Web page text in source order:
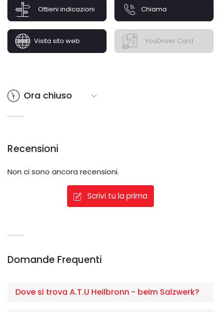
Ottieni indicazioni Chiama
Visita sito web YouDriver Card
Ora chiuso
Recensioni
Non ci sono ancora recensioni.
Scrivi tu la prima
Domande Frequenti
Dove si trova A.T.U Heilbronn - beim Salzwerk?